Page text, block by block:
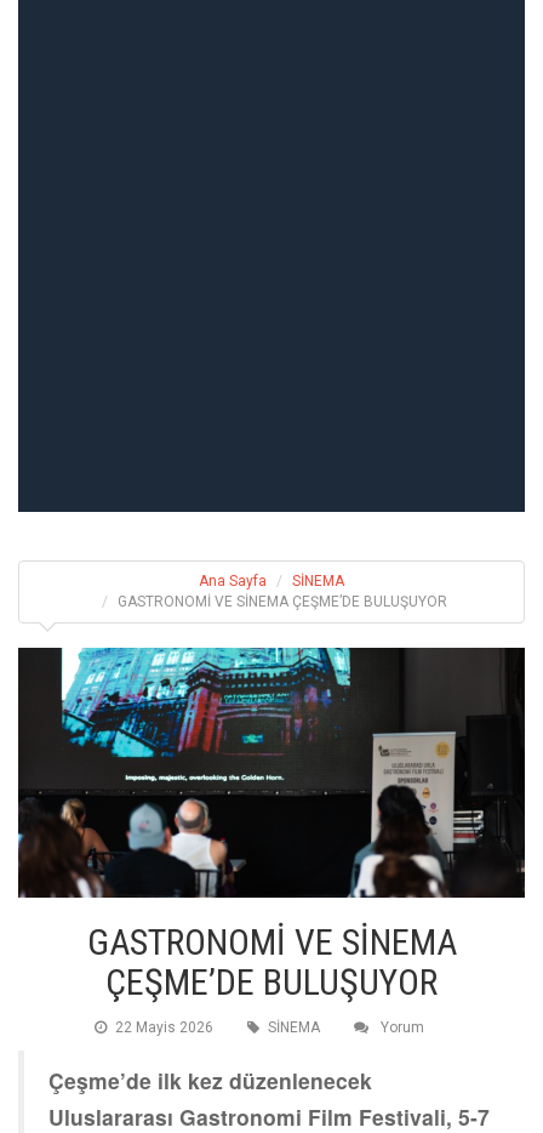
Ana Sayfa
SİNEMA
GASTRONOMİ VE SİNEMA ÇEŞME’DE BULUŞUYOR
GASTRONOMİ VE SİNEMA
ÇEŞME’DE BULUŞUYOR
22 Mayis 2026 SİNEMA Yorum
Çeşme’de ilk kez düzenlenecek
Uluslararası Gastronomi Film Festivali, 5-7